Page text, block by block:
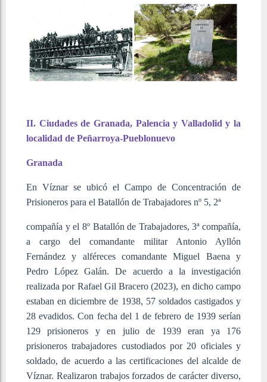
II. Ciudades de Granada, Palencia y Valladolid y la
localidad de Peñarroya-Pueblonuevo
Granada
En Víznar se ubicó el Campo de Concentración de
Prisioneros para el Batallón de Trabajadores nº 5, 2ª
compañía y el 8º Batallón de Trabajadores, 3ª compañía,
a cargo del comandante militar Antonio Ayllón
Fernández y alféreces comandante Miguel Baena y
Pedro López Galán. De acuerdo a la investigación
realizada por Rafael Gil Bracero (2023), en dicho campo
estaban en diciembre de 1938, 57 soldados castigados y
28 evadidos. Con fecha del 1 de febrero de 1939 serían
129 prisioneros y en julio de 1939 eran ya 176
prisioneros trabajadores custodiados por 20 oficiales y
soldado, de acuerdo a las certificaciones del alcalde de
Víznar. Realizaron trabajos forzados de carácter diverso,